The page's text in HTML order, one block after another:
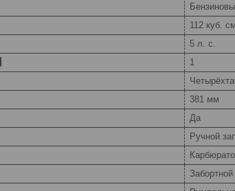
112 куб. см
5 л. с.
1
381 мм
Да
Ручной